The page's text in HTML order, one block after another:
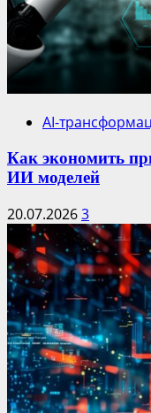
AI-
Как экономить
ИИ моделей
20.07.20263